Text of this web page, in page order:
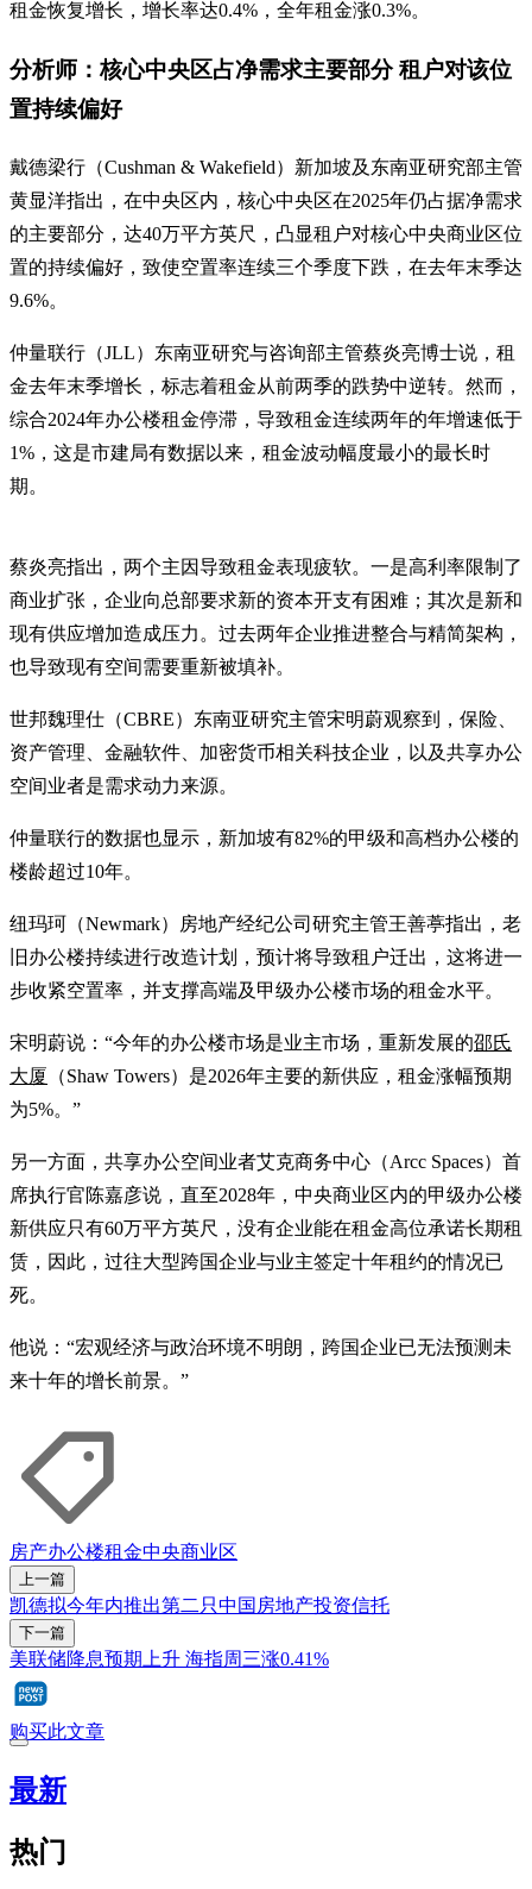
租金恢复增长，增长率达0.4%，全年租金涨0.3%。
分析师：核心中央区占净需求主要部分 租户对该位
置持续偏好
戴德梁行（Cushman & Wakefield）新加坡及东南亚研究部主管
黄显洋指出，在中央区内，核心中央区在2025年仍占据净需求
的主要部分，达40万平方英尺，凸显租户对核心中央商业区位
置的持续偏好，致使空置率连续三个季度下跌，在去年末季达
9.6%。
仲量联行（JLL）东南亚研究与咨询部主管蔡炎亮博士说，租
金去年末季增长，标志着租金从前两季的跌势中逆转。然而，
综合2024年办公楼租金停滞，导致租金连续两年的年增速低于
1%，这是市建局有数据以来，租金波动幅度最小的最长时
期。
蔡炎亮指出，两个主因导致租金表现疲软。一是高利率限制了
商业扩张，企业向总部要求新的资本开支有困难；其次是新和
现有供应增加造成压力。过去两年企业推进整合与精简架构，
也导致现有空间需要重新被填补。
世邦魏理仕（CBRE）东南亚研究主管宋明蔚观察到，保险、
资产管理、金融软件、加密货币相关科技企业，以及共享办公
空间业者是需求动力来源。
仲量联行的数据也显示，新加坡有82%的甲级和高档办公楼的
楼龄超过10年。
纽玛珂（Newmark）房地产经纪公司研究主管王善葶指出，老
旧办公楼持续进行改造计划，预计将导致租户迁出，这将进一
步收紧空置率，并支撑高端及甲级办公楼市场的租金水平。
宋明蔚说：“今年的办公楼市场是业主市场，重新发展的邵氏
大厦 （Shaw Towers）是2026年主要的新供应，租金涨幅预期
为5%。”
另一方面，共享办公空间业者艾克商务中心（Arcc Spaces）首
席执行官陈嘉彦说，直至2028年，中央商业区内的甲级办公楼
新供应只有60万平方英尺，没有企业能在租金高位承诺长期租
赁，因此，过往大型跨国企业与业主签定十年租约的情况已
死。
他说：“宏观经济与政治环境不明朗，跨国企业已无法预测未
来十年的增长前景。”
房产办公楼租金中央商业区
上一篇
凯德拟今年内推出第二只中国房地产投资信托
下一篇
美联储降息预期上升 海指周三涨0.41%
购买此文章
最新
热门